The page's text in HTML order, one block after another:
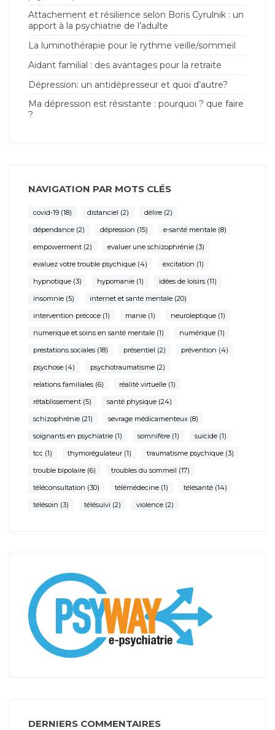
Attachement et résilience selon Boris Cyrulnik : un
apport à la psychiatrie de l’adulte
La luminothérapie pour le rythme veille/sommeil
Aidant familial : des avantages pour la retraite
Dépression: un antidépresseur et quoi d’autre?
Ma dépression est résistante : pourquoi ? que faire
?
NAVIGATION PAR MOTS CLÉS
covid-19 (18) distanciel (2) délire (2)
dépendance (2) dépression (15) e-santé mentale (8)
empowerment (2) evaluer une schizophrénie (3)
evaluez votre trouble psychique (4) excitation (1)
hypnotique (3) hypomanie (1) idées de loisirs (11)
insomnie (5) internet et santé mentale (20)
intervention précoce (1) manie (1) neuroleptique (1)
numerique et soins en santé mentale (1) numérique (1)
prestations sociales (18) présentiel (2) prévention (4)
psychose (4) psychotraumatisme (2)
relations familiales (6) réalité virtuelle (1)
rétablissement (5) santé physique (24)
schizophrénie (21) sevrage médicamenteux (8)
soignants en psychiatrie (1) somnifère (1) suicide (1)
tcc (1) thymorégulateur (1) traumatisme psychique (3)
trouble bipolaire (6) troubles du sommeil (17)
téléconsultation (30) télémédecine (1) télésanté (14)
télésoin (3) télésuivi (2) violence (2)
DERNIERS COMMENTAIRES